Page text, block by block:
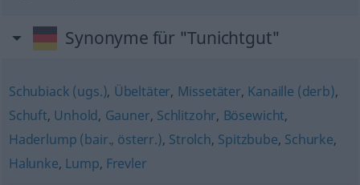
Synonyme für "Tunichtgut"
Schubiack (ugs.), Übeltäter, Missetäter, Kanaille (derb),
Schuft, Unhold, Gauner, Schlitzohr, Bösewicht,
Haderlump (bair., österr.), Strolch, Spitzbube, Schurke,
Halunke, Lump, Frevler